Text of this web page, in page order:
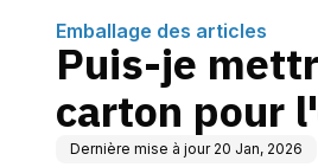
Emballage des articles
Puis-je
carton pour
Dernière mise à jour 20 Jan, 2026